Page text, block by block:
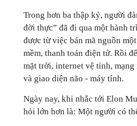
Trong hơn ba thập kỷ, người
đời thực” đã đi qua một hành
được từ việc bán mã nguồn
mềm, thanh toán điện tử. Rồi
mặt trời, internet vệ tinh,
và giao diện não - máy tính.
Ngày nay, khi nhắc tới Elon
hỏi lớn hơn là: Một người có